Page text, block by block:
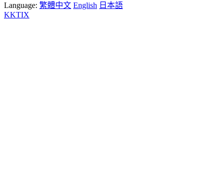
Language: 繁體中文 English 日本語
KKTIX